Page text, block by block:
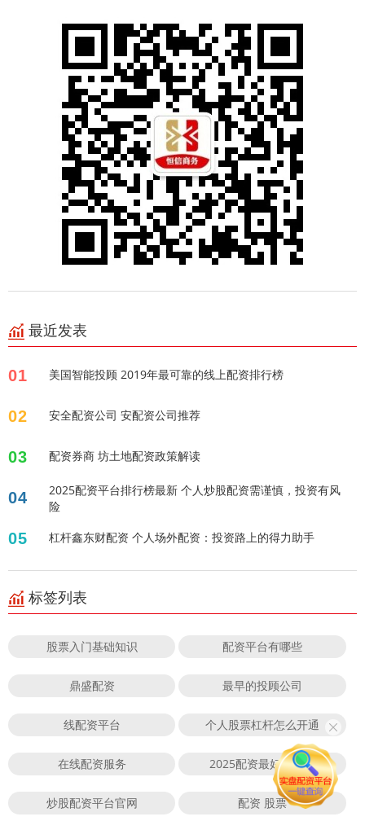
最近发表
01 美国智能投顾 2019年最可靠的线上配资排行榜
02 安全配资公司 安配资公司推荐
03 配资券商 坊土地配资政策解读
04
2025配资平台排行榜最新 个人炒股配资需谨慎，投资有风
险
05 杠杆鑫东财配资 个人场外配资：投资路上的得力助手
标签列表
股票入门基础知识 配资平台有哪些
鼎盛配资 最早的投顾公司
线配资平台 个人股票杠杆怎么开通
在线配资服务 2025配资最好的平台
炒股配资平台官网 配资 股票